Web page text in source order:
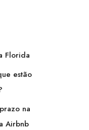
Florida
estão
na
Airbnb